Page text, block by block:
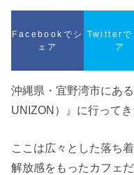
Facebookでシ
ェア
Twitterで
ア
沖縄県・宜野湾市にあ
UNIZON）』に行ってき
ここは広々とした落ち
解放感をもったカフェだ